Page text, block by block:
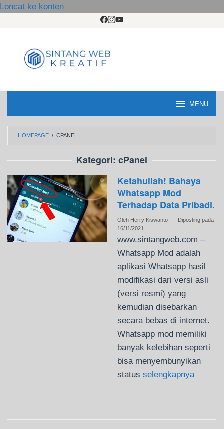
Loncat ke konten
MENU
HOMEPAGE / CPANEL
Kategori: cPanel
Ketahuilah! Bahaya
Whatsapp Mod
Terhadap Data Pribadi.
Oleh Herry Kiswanto
Diposting pada
16/11/2021
www.sintangweb.com –
Whatsapp Mod adalah
aplikasi Whatsapp hasil
modifikasi dari versi asli
(versi resmi) yang
kemudian disebarkan
secara bebas di internet.
Whatsapp mod memiliki
banyak kelebihan seperti
bisa menyembunyikan
status selengkapnya